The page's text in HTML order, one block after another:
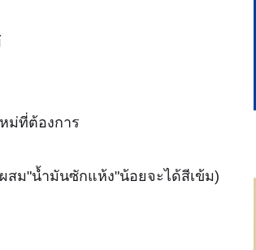
ม่ที่ต้องการ
ม"น้ำมันซักแห้ง"น้อยจะได้สีเข้ม)